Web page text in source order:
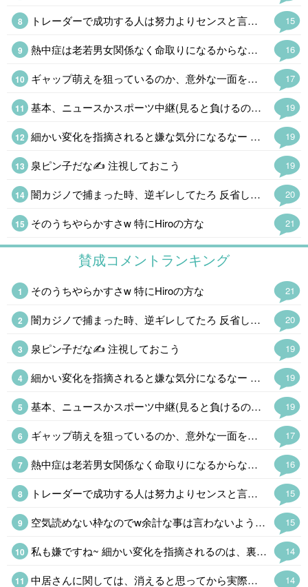
15
トレーダーで成功する人は努力よりセンスと言うので、投資家さんの直感力は僕も注視したいです。 また何か直感を得たら教えてください。 先生はアスペルガー、投資家さんは脳過敏症候群、二人とも脳に「何か」があるんでしょうね。
16
熱中症は老若男女関係なく命取りになるからなぁ。基礎疾患がある高齢者はとくに危ないけど。明日から土の中の神さまがいなくなるので庭に出るかと思ったけどやめとこ。
17
ギャップ萌えを狙っているのか、意外な一面を見せて新しいファン層拡大を考えているのか分からないけど、最近、誰も彼もが食ってるモノを公開するのは何なんかなと思う。
19
基本、ニュースかスポーツ中継(見ると負けるので最近はダイジェストだけ)ドラマも芸能ネタのワイドショーも見ないので知らない悪評がたくさん出てくるなぁw。写真見てHiro君も森進一の若い頃にそっくりだという感想しかない。デビュー当時からファンなので下手すりゃファン歴50年か。と言いながらHiro君を知ったのは今年だったりする。
19
細かい変化を指摘されると嫌な気分になるなー テリトリーを侵害されたかのような気持ち悪さを感じる
19
泉ピン子だな✍ 注視しておこう
20
闇カジノで捕まった時、逆ギレしてたろ 反省してない様子から、またやらかすと皆思ったよなw 誰でも予測できるw
21
そのうちやらかすさw 特にHiroの方な
賛成コメントランキング
21
そのうちやらかすさw 特にHiroの方な
20
闇カジノで捕まった時、逆ギレしてたろ 反省してない様子から、またやらかすと皆思ったよなw 誰でも予測できるw
19
泉ピン子だな✍ 注視しておこう
19
細かい変化を指摘されると嫌な気分になるなー テリトリーを侵害されたかのような気持ち悪さを感じる
19
基本、ニュースかスポーツ中継(見ると負けるので最近はダイジェストだけ)ドラマも芸能ネタのワイドショーも見ないので知らない悪評がたくさん出てくるなぁw。写真見てHiro君も森進一の若い頃にそっくりだという感想しかない。デビュー当時からファンなので下手すりゃファン歴50年か。と言いながらHiro君を知ったのは今年だったりする。
17
ギャップ萌えを狙っているのか、意外な一面を見せて新しいファン層拡大を考えているのか分からないけど、最近、誰も彼もが食ってるモノを公開するのは何なんかなと思う。
16
熱中症は老若男女関係なく命取りになるからなぁ。基礎疾患がある高齢者はとくに危ないけど。明日から土の中の神さまがいなくなるので庭に出るかと思ったけどやめとこ。
15
トレーダーで成功する人は努力よりセンスと言うので、投資家さんの直感力は僕も注視したいです。 また何か直感を得たら教えてください。 先生はアスペルガー、投資家さんは脳過敏症候群、二人とも脳に「何か」があるんでしょうね。
15
空気読めない枠なのでw余計な事は言わないようにしてます。 たまに従業員に手書きの手紙を渡しますが、最近はAIに添削してもらってから清書してますね。
14
私も嫌ですね~ 細かい変化を指摘されるのは、裏を返せば常に細かく見られているという事ですから、見張られているような気持ち悪さを感じます😞
14
中居さんに関しては、消えると思ってから実際に消えるまでに約20年かかりました。 松本さんは10年以上です。 国分さんは意外で青天の霹靂でした。 ヒロさんは、皆さんの予想通りになる気がしています😅 が、何年先になるかですね~ PS.泉ピン子さんの情報は、まだ何も入ってきていません。